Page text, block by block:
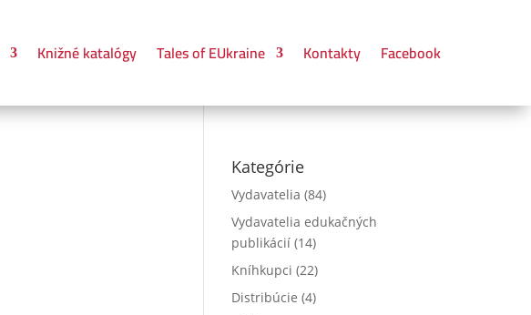
Knižné katalógy Tales of EUkraine Kontakty Facebook
Kategórie
Vydavatelia (84)
Vydavatelia edukačných
publikácií (14)
Kníhkupci (22)
Distribúcie (4)